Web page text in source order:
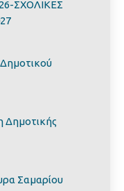
ΣΧΟΛΙΚΕΣ
Δημοτικής
Σαμαρίoυ